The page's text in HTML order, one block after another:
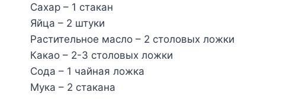
Сахар – 1 стакан
Яйца – 2 штуки
Растительное масло – 2 столовых ложки
Какао – 2-3 столовых ложки
Сода – 1 чайная ложка
Мука – 2 стакана